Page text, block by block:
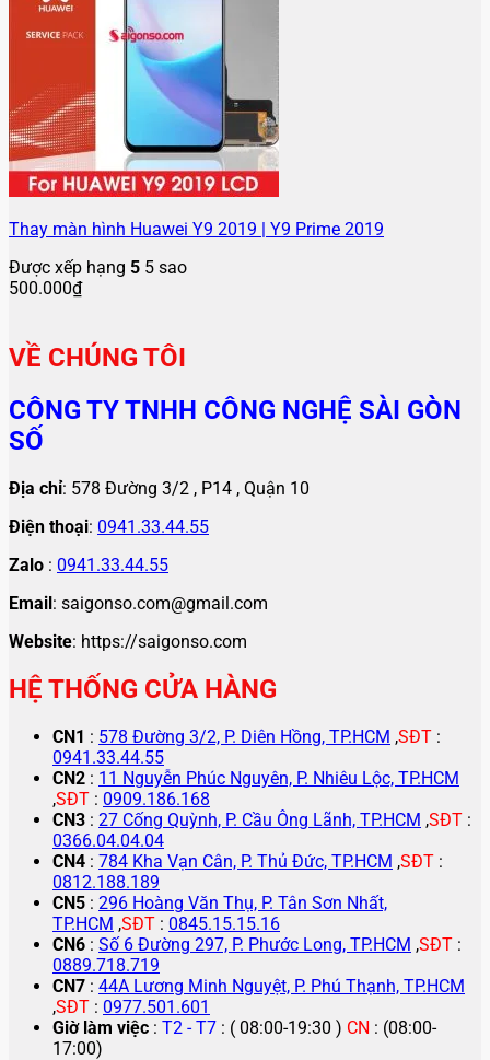
Thay màn hình Huawei Y9 2019 | Y9 Prime 2019
Được xếp hạng 5 5 sao
500.000₫
VỀ CHÚNG TÔI
CÔNG TY TNHH CÔNG NGHỆ SÀI GÒN
SỐ
Địa chỉ: 578 Đường 3/2 , P14 , Quận 10
Điện thoại: 0941.33.44.55
Zalo : 0941.33.44.55
Email: saigonso.com@gmail.com
Website: https://saigonso.com
HỆ THỐNG CỬA HÀNG
CN1 : 578 Đường 3/2, P. Diên Hồng, TP.HCM ,SĐT :
0941.33.44.55
CN2 : 11 Nguyễn Phúc Nguyên, P. Nhiêu Lộc, TP.HCM
,SĐT : 0909.186.168
CN3 : 27 Cống Quỳnh, P. Cầu Ông Lãnh, TP.HCM ,SĐT :
0366.04.04.04
CN4 : 784 Kha Vạn Cân, P. Thủ Đức, TP.HCM ,SĐT :
0812.188.189
CN5 : 296 Hoàng Văn Thụ, P. Tân Sơn Nhất,
TP.HCM ,SĐT : 0845.15.15.16
CN6 : Số 6 Đường 297, P. Phước Long, TP.HCM ,SĐT :
0889.718.719
CN7 : 44A Lương Minh Nguyệt, P. Phú Thạnh, TP.HCM
,SĐT : 0977.501.601
Giờ làm việc : T2 - T7 : ( 08:00-19:30 ) CN : (08:00-
17:00)